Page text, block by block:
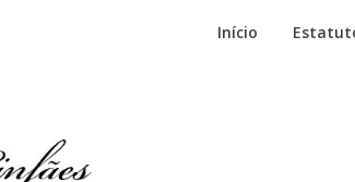
Início